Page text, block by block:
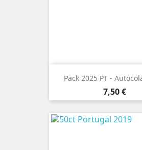
Pack 2025 PT -
Preço
7,50 €